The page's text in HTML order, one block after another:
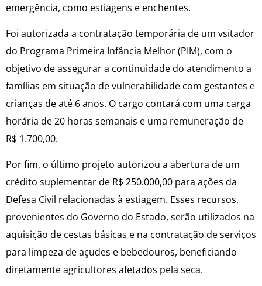
emergência, como estiagens e enchentes.
Foi autorizada a contratação temporária de um vsitador
do Programa Primeira Infância Melhor (PIM), com o
objetivo de assegurar a continuidade do atendimento a
famílias em situação de vulnerabilidade com gestantes e
crianças de até 6 anos. O cargo contará com uma carga
horária de 20 horas semanais e uma remuneração de
R$ 1.700,00.
Por fim, o último projeto autorizou a abertura de um
crédito suplementar de R$ 250.000,00 para ações da
Defesa Civil relacionadas à estiagem. Esses recursos,
provenientes do Governo do Estado, serão utilizados na
aquisição de cestas básicas e na contratação de serviços
para limpeza de açudes e bebedouros, beneficiando
diretamente agricultores afetados pela seca.